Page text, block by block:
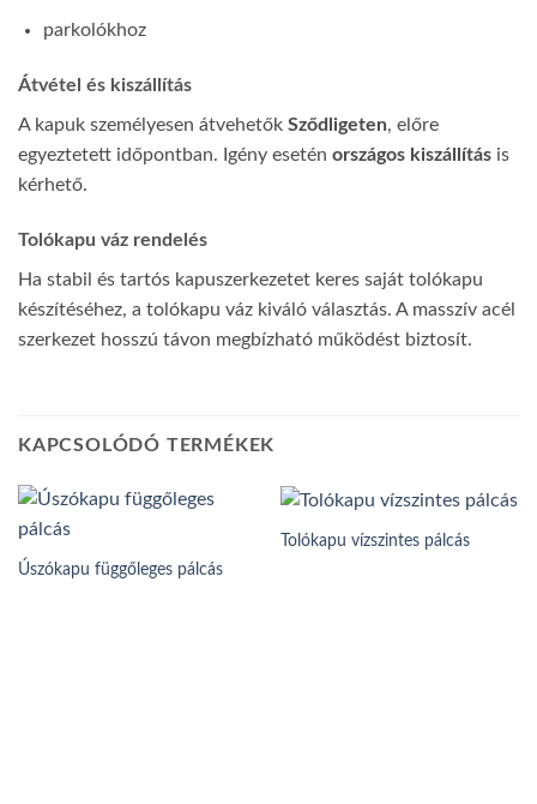
parkolókhoz
Átvétel és kiszállítás
A kapuk személyesen átvehetők Sződligeten, előre
egyeztetett időpontban. Igény esetén országos kiszállítás is
kérhető.
Tolókapu váz rendelés
Ha stabil és tartós kapuszerkezetet keres saját tolókapu
készítéséhez, a tolókapu váz kiváló választás. A masszív acél
szerkezet hosszú távon megbízható működést biztosít.
KAPCSOLÓDÓ TERMÉKEK
Úszókapu függőleges pálcás
Tolókapu vízszintes pálcás